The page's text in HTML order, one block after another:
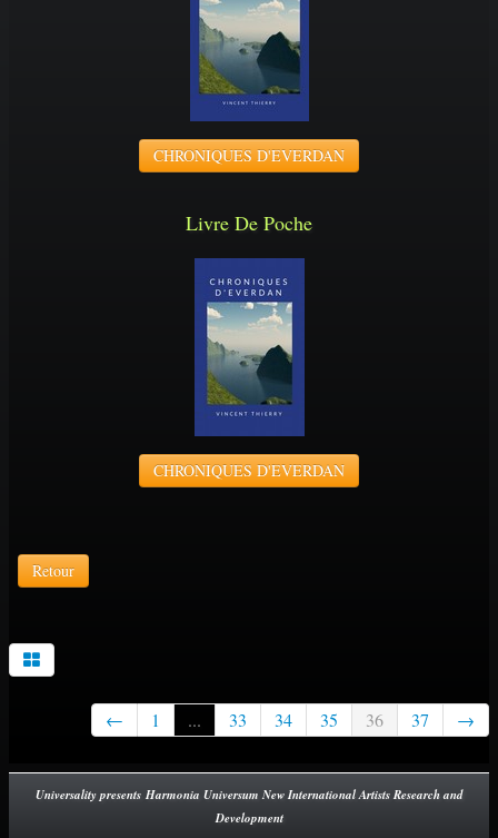
CHRONIQUES D'EVERDAN
Livre De Poche
CHRONIQUES D'EVERDAN
Retour
← 1 ... 33 34 35 36 37 →
Universality presents Harmonia Universum New International Artists Research and
Development